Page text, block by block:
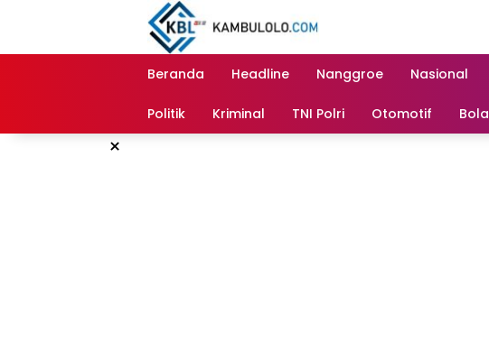
Beranda Headline Nanggroe Nasional
Politik Kriminal TNI Polri Otomotif Bola
×